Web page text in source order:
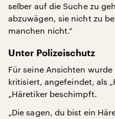
selber auf die Suche zu
abzuwägen, sie nicht zu
manchen nicht.“
Unter Polizeischutz
Für seine Ansichten
kritisiert, angefeindet, als
„Häretiker beschimpft.
„Die sagen, du bist ein